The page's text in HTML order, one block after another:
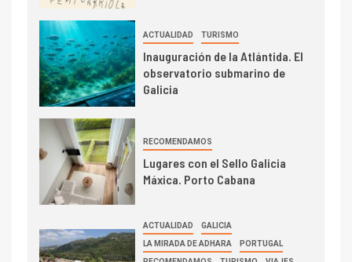
ACTUALIDAD TURISMO
Inauguración de la Atlántida. El
observatorio submarino de
Galicia
RECOMENDAMOS
Lugares con el Sello Galicia
Máxica. Porto Cabana
ACTUALIDAD GALICIA
LA MIRADA DE ADHARA PORTUGAL